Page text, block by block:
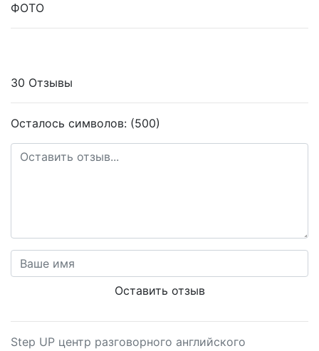
ФОТО
30 Отзывы
Осталось символов: (500)
Оставить отзыв
Step UP центр разговорного английского